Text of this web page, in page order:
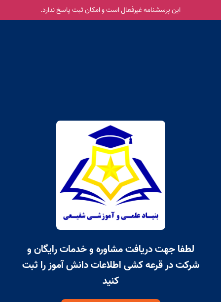
این پرسشنامه غیر‌فعال است و امکان ثبت پاسخ ندارد.
لطفا جهت دریافت مشاوره و خدمات رایگان و
شرکت در قرعه کشی اطلاعات دانش آموز را ثبت
کنید